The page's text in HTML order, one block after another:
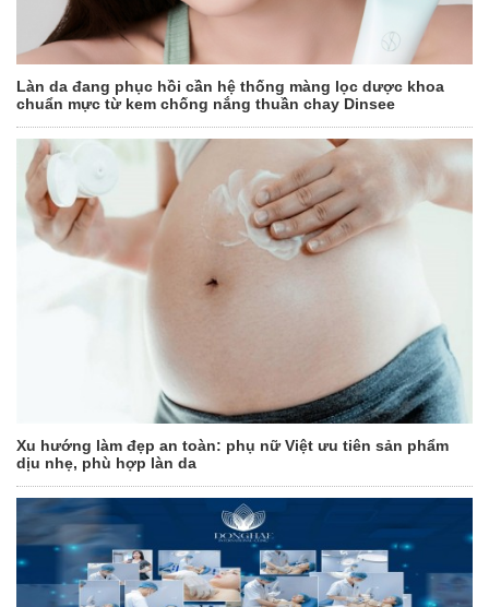
Làn da đang phục hồi cần hệ thống màng lọc dược khoa
chuẩn mực từ kem chống nắng thuần chay Dinsee
Xu hướng làm đẹp an toàn: phụ nữ Việt ưu tiên sản phẩm
dịu nhẹ, phù hợp làn da